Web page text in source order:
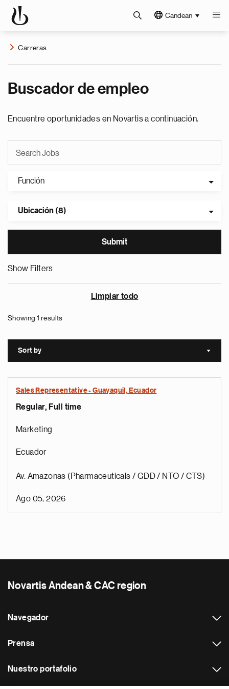
Candean
Carreras
Buscador de empleo
Encuentre oportunidades en Novartis a continuación.
Función
Ubicación (8)
Show Filters
Limpiar todo
Showing 1 results
Sort by Sort
Sales Representative - Guayaquil, Ecuador
Regular, Full time
Marketing
Ecuador
Av. Amazonas (Pharmaceuticals / GDD / NTO / CTS)
Ago 05, 2026
Novartis Andean & CAC region
Navegador
Prensa
Nuestro portafolio